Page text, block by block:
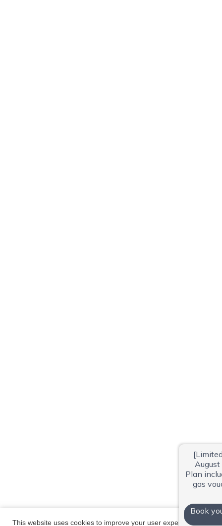
This website uses cookies to improve your user experience. By